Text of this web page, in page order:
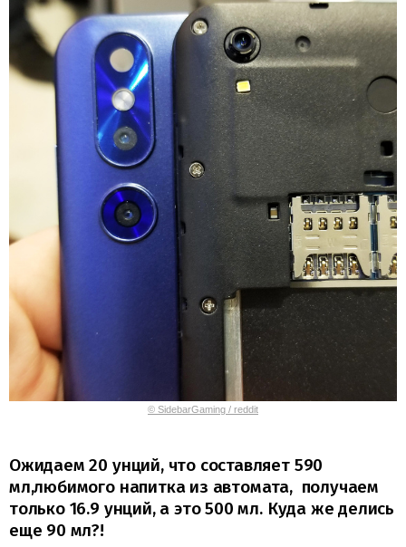
© SidebarGaming / reddit
Ожидаем 20 унций, что составляет 590
мл,любимого напитка из автомата, получаем
только 16.9 унций, а это 500 мл. Куда же делись
еще 90 мл?!